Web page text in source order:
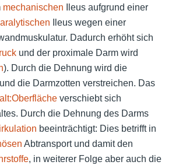
mechanischen Ileus aufgrund einer
Ileus wegen einer
Dadurch erhöht sich
und der proximale Darm wird
). Durch die Dehnung wird die
und die Darmzotten verstreichen. Das
verschiebt sich
Durch die Dehnung des Darms
beeinträchtigt: Dies betrifft in
Abtransport und damit den
, in weiterer Folge aber auch die